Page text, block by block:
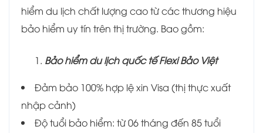
hiểm du lịch chất lượng cao từ các thương hiệu
bảo hiểm uy tín trên thị trường. Bao gồm:
Bảo hiểm du lịch quốc tế Flexi Bảo Việt
Đảm bảo 100% hợp lệ xin Visa (thị thực xuất
nhập cảnh)
Độ tuổi bảo hiểm: từ 06 tháng đến 85 tuổi